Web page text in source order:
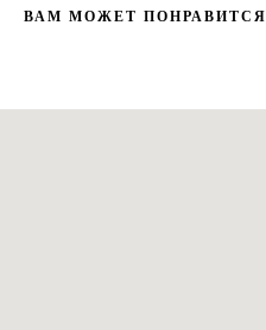
ВАМ МОЖЕТ ПОНРАВИТСЯ